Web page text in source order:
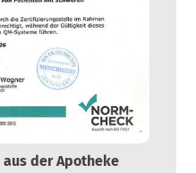
der Apotheke